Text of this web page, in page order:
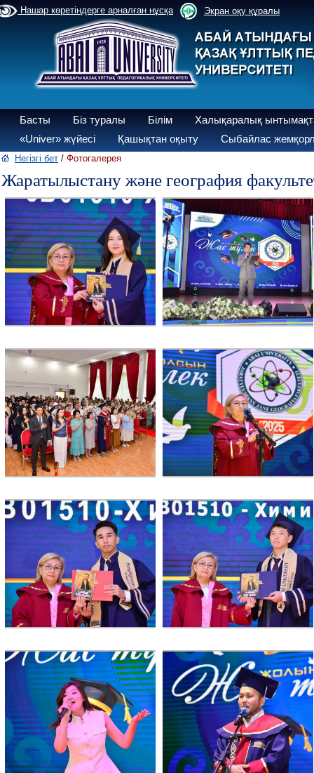
Нашар көретіндерге арналған нұсқа Экран оқу құралы
Басты Біз туралы Білім
Халықаралық
«Univer» жүйесі
Қашықтан оқыту Сыбайлас
Негізгі бет / Фотогалерея
Жаратылыстану және география